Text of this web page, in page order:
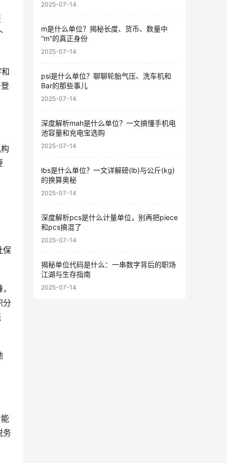
保
分
务
2025-07-14
m是什么单位？揭秘长度、货币、数量中
“m”的真正身份
2025-07-14
psi是什么单位？聊聊轮胎气压、洗车机和
Bar的那些事儿
2025-07-14
深度解析mah是什么单位？一文搞懂手机电
池容量和充电宝选购
2025-07-14
lbs是什么单位？一文详解磅(lb)与公斤(kg)
的换算奥秘
2025-07-14
深度解析pcs是什么计量单位，别再把piece
和pcs搞混了
2025-07-14
揭秘单位代码是什么：一串数字背后的职场
江湖与生存指南
2025-07-14